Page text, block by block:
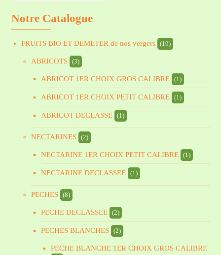
Notre Catalogue
FRUITS BIO ET DEMETER de nos vergers (19)
ABRICOTS (3)
ABRICOT 1ER CHOIX GROS CALIBRE (1)
ABRICOT 1ER CHOIX PETIT CALIBRE (1)
ABRICOT DECLASSE (1)
NECTARINES (2)
NECTARINE 1ER CHOIX PETIT CALIBRE (1)
NECTARINE DECLASSEE (1)
PECHES (8)
PECHE DECLASSEE (2)
PECHES BLANCHES (2)
PECHE BLANCHE 1ER CHOIX GROS CALIBRE